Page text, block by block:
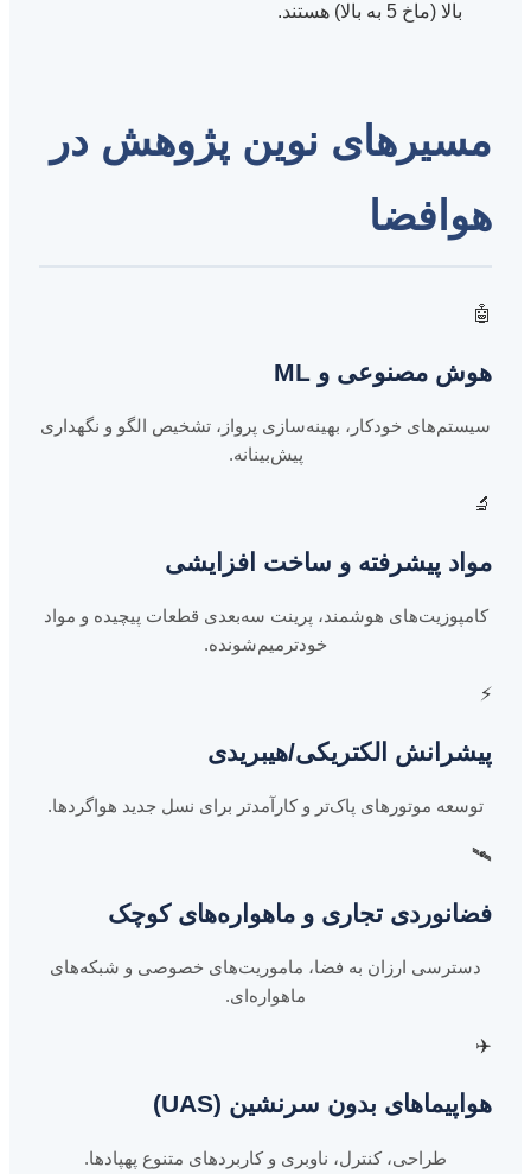
بالا (ماخ 5 به بالا) هستند.
مسیرهای نوین پژوهش در
هوافضا
🤖
هوش مصنوعی و ML
سیستم‌های خودکار، بهینه‌سازی پرواز، تشخیص الگو و نگهداری
پیش‌بینانه.
🔬
مواد پیشرفته و ساخت افزایشی
کامپوزیت‌های هوشمند، پرینت سه‌بعدی قطعات پیچیده و مواد
خودترمیم‌شونده.
⚡
پیشرانش الکتریکی/هیبریدی
توسعه موتورهای پاک‌تر و کارآمدتر برای نسل جدید هواگردها.
🛰️
فضانوردی تجاری و ماهواره‌های کوچک
دسترسی ارزان به فضا، ماموریت‌های خصوصی و شبکه‌های
ماهواره‌ای.
✈️
هواپیماهای بدون سرنشین (UAS)
طراحی، کنترل، ناوبری و کاربردهای متنوع پهپادها.